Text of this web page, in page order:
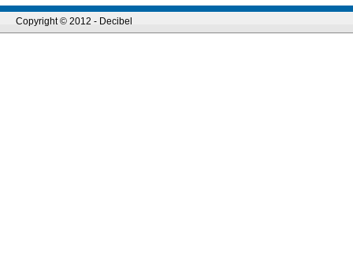
Copyright © 2012 - Decibel